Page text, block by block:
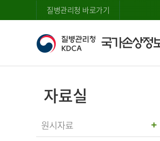
질병관리청 바로가기
자료실
원시자료